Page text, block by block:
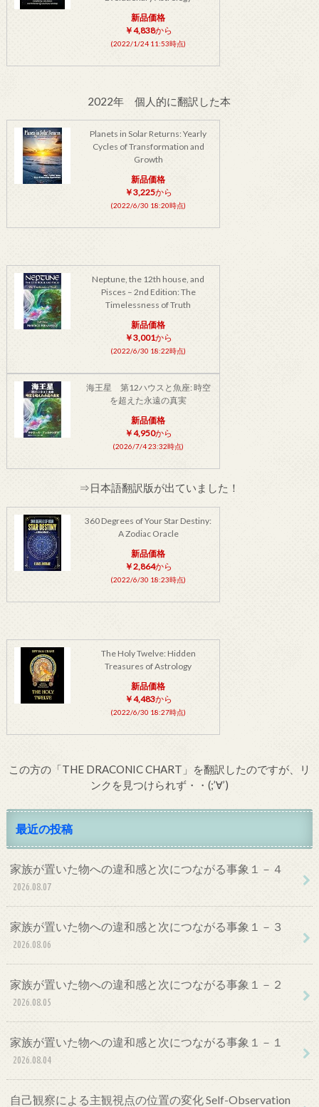
新品価格
￥4,838から
(2022/1/24 11:53時点)
2022年 個人的に翻訳した本
Planets in Solar Returns: Yearly
Cycles of Transformation and
Growth
新品価格
￥3,225から
(2022/6/30 18:20時点)
Neptune, the 12th house, and
Pisces – 2nd Edition: The
Timelessness of Truth
新品価格
￥3,001から
(2022/6/30 18:22時点)
海王星 第12ハウスと魚座: 時空
を超えた永遠の真実
新品価格
￥4,950から
(2026/7/4 23:32時点)
⇒日本語翻訳版が出ていました！
360 Degrees of Your Star Destiny:
A Zodiac Oracle
新品価格
￥2,864から
(2022/6/30 18:23時点)
The Holy Twelve: Hidden
Treasures of Astrology
新品価格
￥4,483から
(2022/6/30 18:27時点)
この方の「THE DRACONIC CHART」を翻訳したのですが、リ
ンクを見つけられず・・(;’∀’)
最近の投稿
家族が置いた物への違和感と次につながる事象１－４
2026.08.07
家族が置いた物への違和感と次につながる事象１－３
2026.08.06
家族が置いた物への違和感と次につながる事象１－２
2026.08.05
家族が置いた物への違和感と次につながる事象１－１
2026.08.04
自己観察による主観視点の位置の変化 Self-Observation